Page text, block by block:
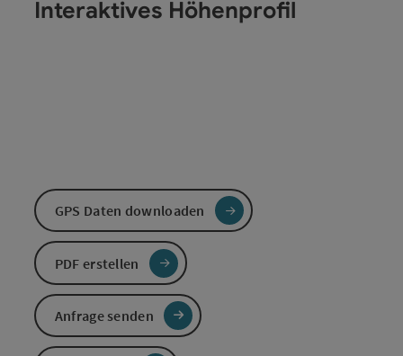
Interaktives Höhenprofil
GPS Daten downloaden
PDF erstellen
Anfrage senden